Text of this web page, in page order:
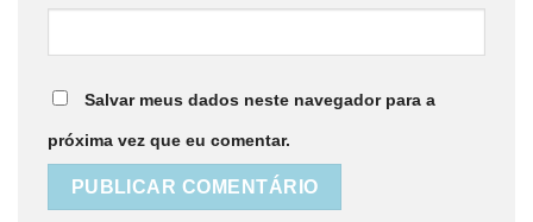
Salvar meus dados neste navegador para a
próxima vez que eu comentar.